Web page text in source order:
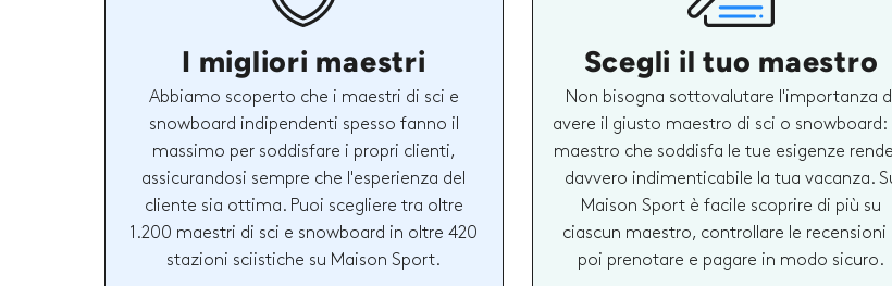
I migliori maestri
Abbiamo scoperto che i maestri di sci e
snowboard indipendenti spesso fanno il
massimo per soddisfare i propri clienti,
assicurandosi sempre che l'esperienza del
cliente sia ottima. Puoi scegliere tra oltre
1.200 maestri di sci e snowboard in oltre 420
stazioni sciistiche su Maison Sport.
Scegli il tuo maestro
Non bisogna sottovalutare l'importanza
avere il giusto maestro di sci o snowboard:
maestro che soddisfa le tue esigenze
davvero indimenticabile la tua vacanza.
Maison Sport è facile scoprire di più su
ciascun maestro, controllare le recensioni
poi prenotare e pagare in modo sicuro.